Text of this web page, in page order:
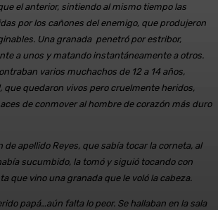
el anterior, sintiendo al mismo tiempo las
por los cañones del enemigo, que produjeron
Una granada penetró por estribor,
a unos y matando instantáneamente a otros.
varios muchachos de 12 a 14 años,
que quedaron vivos pero cruelmente heridos,
de conmover al hombre de corazón más duro
de apellido Reyes, que sabía tocar la corneta, al
sucumbido, la tomó y siguió tocando con
que vino una granada que le voló la cabeza.
papá…aún falta lo peor. Se hallaban en la sala